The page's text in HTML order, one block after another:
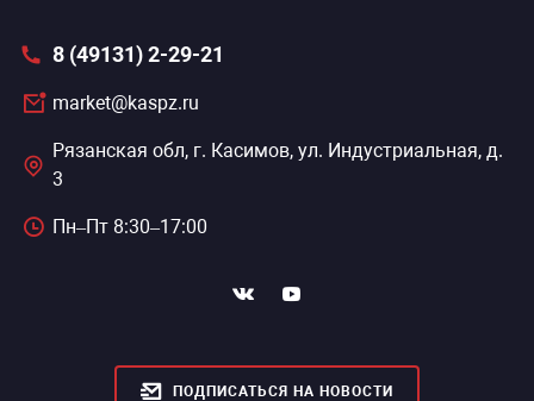
ПОДПИСАТЬСЯ НА НОВОСТИ
8 (49131) 2-29-21
market@kaspz.ru
Рязанская обл, г. Касимов, ул. Индустриальная, д.
3
Пн–Пт 8:30–17:00